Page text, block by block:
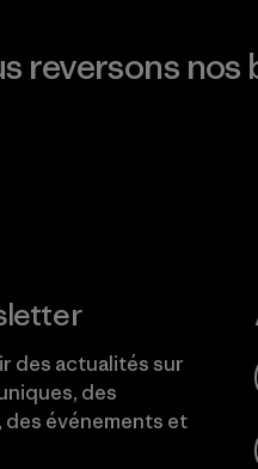
reversons nos
des actualités sur
des
des événements et